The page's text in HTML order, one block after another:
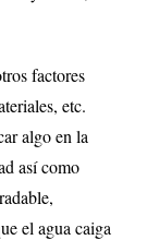
factores
etc.
algo en la
así como
el agua caiga